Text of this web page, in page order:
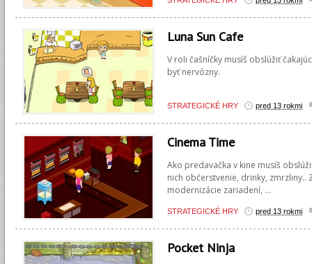
Luna Sun Cafe
V roli čašníčky musíš obslúžiť
byť nervózny.
STRATEGICKÉ HRY pred 13 rokmi
Cinema Time
Ako predavačka v kine musíš
nich občerstvenie, drinky,
modernizácie zariadení, ...
STRATEGICKÉ HRY pred 13 rokmi
Pocket Ninja